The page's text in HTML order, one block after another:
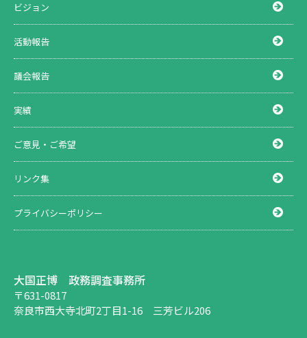
ビジョン
活動報告
議会報告
実績
ご意見・ご希望
リンク集
プライバシーポリシー
大国正博 政務調査事務所
〒631-0817
奈良市西大寺北町2丁目1-16 三芳ビル206